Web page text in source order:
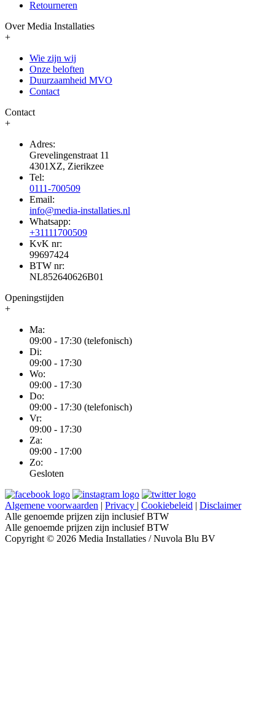
Retourneren
Over Media Installaties
+
Wie zijn wij
Onze beloften
Duurzaamheid MVO
Contact
Contact
+
Adres:
Grevelingenstraat 11
4301XZ, Zierikzee
Tel:
0111-700509
Email:
info@media-installaties.nl
Whatsapp:
+31111700509
KvK nr:
99697424
BTW nr:
NL852640626B01
Openingstijden
+
Ma:
09:00 - 17:30 (telefonisch)
Di:
09:00 - 17:30
Wo:
09:00 - 17:30
Do:
09:00 - 17:30 (telefonisch)
Vr:
09:00 - 17:30
Za:
09:00 - 17:00
Zo:
Gesloten
Algemene voorwaarden | Privacy | Cookiebeleid | Disclaimer
Alle genoemde prijzen zijn inclusief BTW
Alle genoemde prijzen zijn inclusief BTW
Copyright © 2026 Media Installaties / Nuvola Blu BV